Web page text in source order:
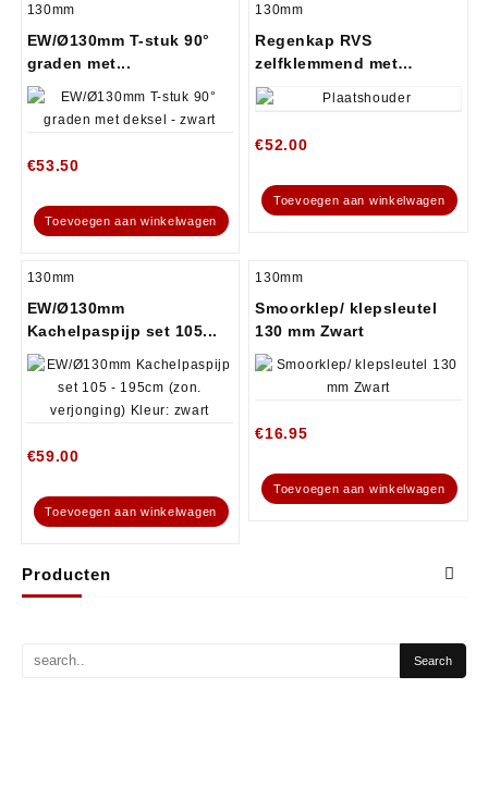
Producten
130mm
EW/Ø130mm T-stuk 90°
graden met...
€53.50
Toevoegen aan winkelwagen
130mm
Regenkap RVS
zelfklemmend met
opklapbaar...
€52.00
Toevoegen aan winkelwagen
130mm
EW/Ø130mm
Kachelpaspijp set 105...
€59.00
Toevoegen aan winkelwagen
130mm
Smoorklep/ klepsleutel
130 mm Zwart
€16.95
Toevoegen aan winkelwagen